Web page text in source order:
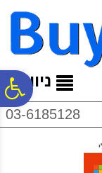
ניווט
03-6185128